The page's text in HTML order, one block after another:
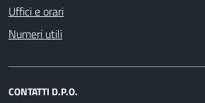
Uffici e orari
Numeri utili
CONTATTI D.P.O.